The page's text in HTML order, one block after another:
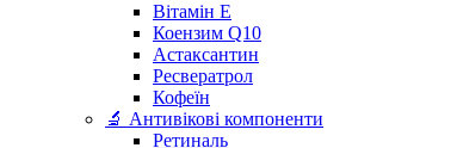
Вітамін Е
Коензим Q10
Астаксантин
Ресвератрол
Кофеїн
🔬 Антивікові компоненти
Ретиналь